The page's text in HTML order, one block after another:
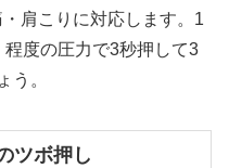
肩こりに対応します。1
度の圧力で3秒押して3
う。
ツボ押し